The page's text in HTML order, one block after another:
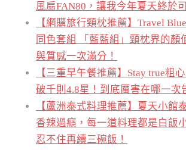
風扇FAN80，讓我今年夏天終於
【網購旅行頸枕推薦】Travel
同色套組 「藍藍組」頸枕界的顏
與質感一次滿分！
【三重早午餐推薦】Stay true粗
破千則4.8星！到底厲害在哪一次
【蘆洲泰式料理推薦】夏天小館
香辣過癮，每一道料理都是白飯
忍不住再續三碗飯！